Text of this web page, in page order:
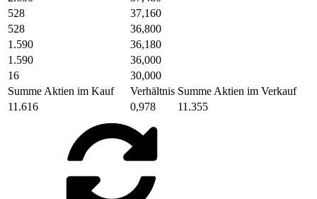
528
37,160
528
36,800
1.590
36,180
1.590
36,000
16
30,000
Summe Aktien im Kauf
Verhältnis Summe Aktien im Verkauf
11.616
0,978 11.355